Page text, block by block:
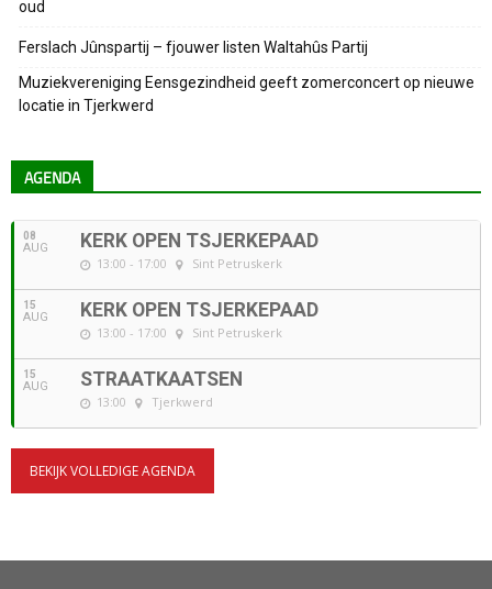
oud
Ferslach Jûnspartij – fjouwer listen Waltahûs Partij
Muziekvereniging Eensgezindheid geeft zomerconcert op nieuwe
locatie in Tjerkwerd
AGENDA
08
AUG KERK OPEN TSJERKEPAAD
13:00 - 17:00 Sint Petruskerk
15
AUG KERK OPEN TSJERKEPAAD
13:00 - 17:00 Sint Petruskerk
15
AUG STRAATKAATSEN
13:00 Tjerkwerd
BEKIJK VOLLEDIGE AGENDA